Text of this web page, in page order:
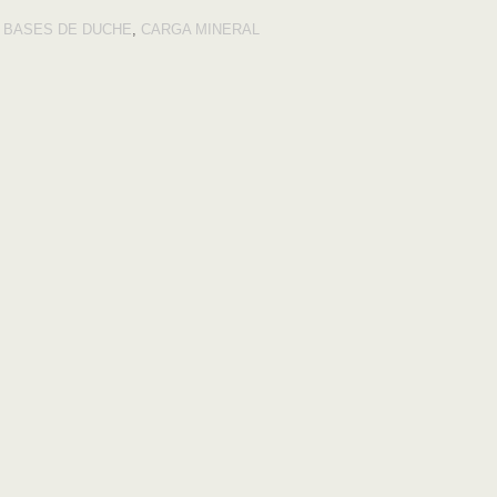
BASES DE DUCHE, CARGA MINERAL